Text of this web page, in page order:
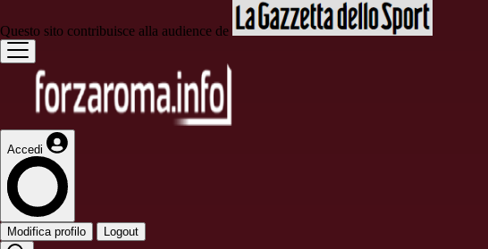
Questo sito contribuisce alla audience de
Accedi
Modifica profilo Logout